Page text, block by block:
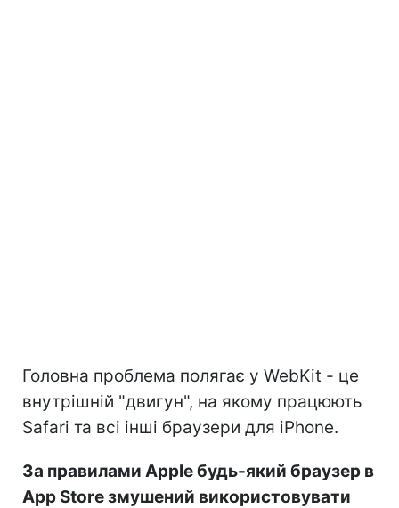
Головна проблема полягає у WebKit - це
внутрішній "двигун", на якому працюють
Safari та всі інші браузери для iPhone.
За правилами Apple будь-який браузер в
App Store змушений використовувати